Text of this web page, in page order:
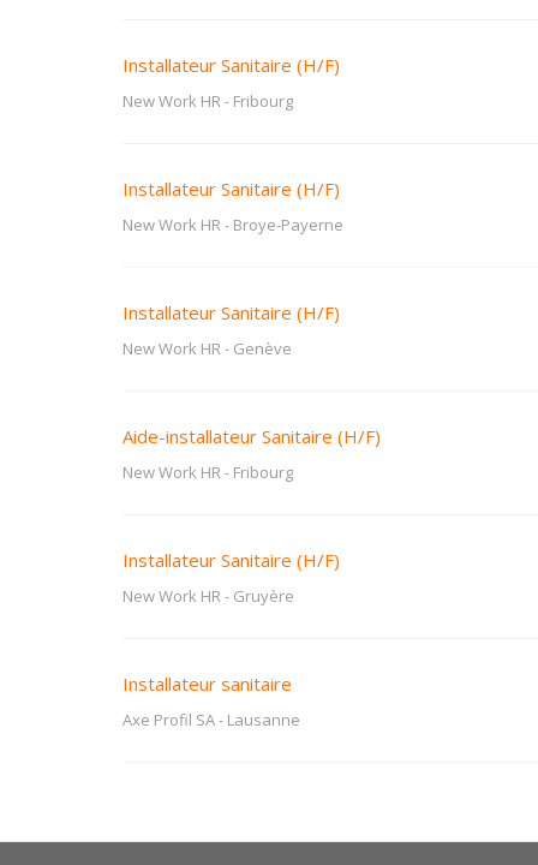
Installateur Sanitaire (H/F)
New Work HR- Fribourg
Installateur Sanitaire (H/F)
New Work HR- Broye-Payerne
Installateur Sanitaire (H/F)
New Work HR- Genève
Aide-installateur Sanitaire (H/F)
New Work HR- Fribourg
Installateur Sanitaire (H/F)
New Work HR- Gruyère
Installateur sanitaire
Axe Profil SA- Lausanne